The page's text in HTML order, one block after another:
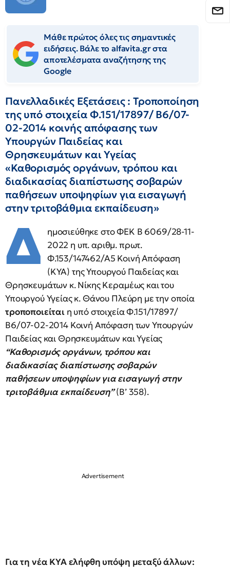
Μάθε πρώτος όλες τις σημαντικές
ειδήσεις. Βάλε το alfavita.gr στα
αποτελέσματα αναζήτησης της
Google
Πανελλαδικές Εξετάσεις : Τροποποίηση
της υπό στοιχεία Φ.151/17897/ Β6/07-
02-2014 κοινής απόφασης των
Υπουργών Παιδείας και
Θρησκευμάτων και Υγείας
«Καθορισμός οργάνων, τρόπου και
διαδικασίας διαπίστωσης σοβαρών
παθήσεων υποψηφίων για εισαγωγή
στην τριτοβάθμια εκπαίδευση»
Δ
ημοσιεύθηκε στο ΦΕΚ Β 6069/28-11-
2022 η υπ. αριθμ. πρωτ.
Φ.153/147462/Α5 Κοινή Απόφαση
(ΚΥΑ) της Υπουργού Παιδείας και
Θρησκευμάτων κ. Νίκης Κεραμέως και του
Υπουργού Υγείας κ. Θάνου Πλεύρη με την οποία
τροποποιείταιη υπό στοιχεία Φ.151/17897/
Β6/07-02-2014 Κοινή Απόφαση των Υπουργών
Παιδείας και Θρησκευμάτων και Υγείας
“Καθορισμός οργάνων, τρόπου και
διαδικασίας διαπίστωσης σοβαρών
παθήσεων υποψηφίων για εισαγωγή στην
τριτοβάθμια εκπαίδευση”(Β’ 358).
Για τη νέα ΚΥΑ ελήφθη υπόψη μεταξύ άλλων: